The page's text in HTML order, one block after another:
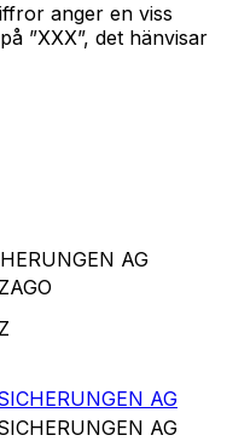
anger en viss
”XXX”, det hänvisar
AG
AG
AG